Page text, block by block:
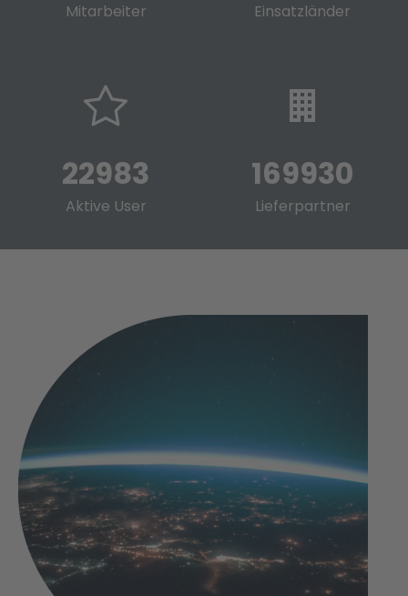
Mitarbeiter Einsatzländer
23028
Aktive User
169936
Lieferpartner